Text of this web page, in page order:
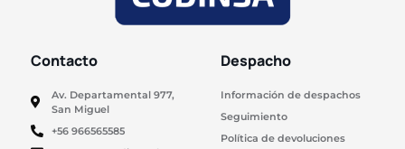
Contacto
Av. Departamental 977,
San Miguel
+56 966565585
Despacho
Información de despachos
Seguimiento
Política de devoluciones